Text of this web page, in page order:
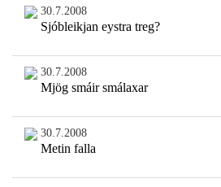
30.7.2008
Sjóbleikjan eystra treg?
30.7.2008
Mjög smáir smálaxar
30.7.2008
Metin falla